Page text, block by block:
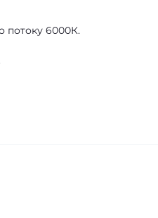
потоку 6000К.